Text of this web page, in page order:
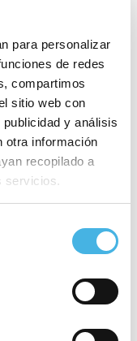
para personalizar
de redes
compartimos
sitio web con
y análisis
otra información
recopilado a
servicios.
campeón de la
(Foto: JL Recio)
del Rey de